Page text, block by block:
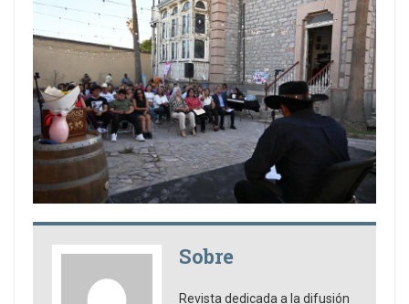
Sobre
Revista dedicada a la difusión